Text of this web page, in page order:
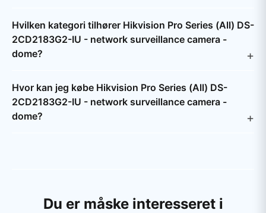
Hvilken kategori tilhører Hikvision Pro Series (All) DS-
2CD2183G2-IU - network surveillance camera -
dome?
Hvor kan jeg købe Hikvision Pro Series (All) DS-
2CD2183G2-IU - network surveillance camera -
dome?
Du er måske interesseret i